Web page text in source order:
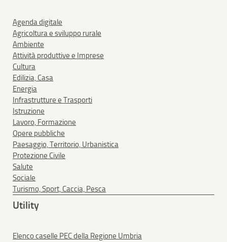
Agenda digitale
Agricoltura e sviluppo rurale
Ambiente
Attività produttive e Imprese
Cultura
Edilizia, Casa
Energia
Infrastrutture e Trasporti
Istruzione
Lavoro, Formazione
Opere pubbliche
Paesaggio, Territorio, Urbanistica
Protezione Civile
Salute
Sociale
Turismo, Sport, Caccia, Pesca
Utility
Elenco caselle PEC della Regione Umbria